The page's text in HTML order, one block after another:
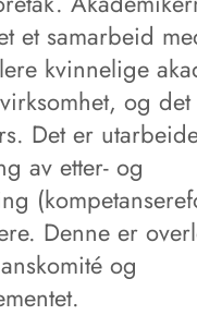
et samarbeid
kvinnelige
og
Det er
av etter- og
Denne er
og